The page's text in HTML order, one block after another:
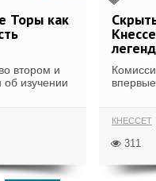
Торы как
втором и
об изучении
КНЕССЕТ
311